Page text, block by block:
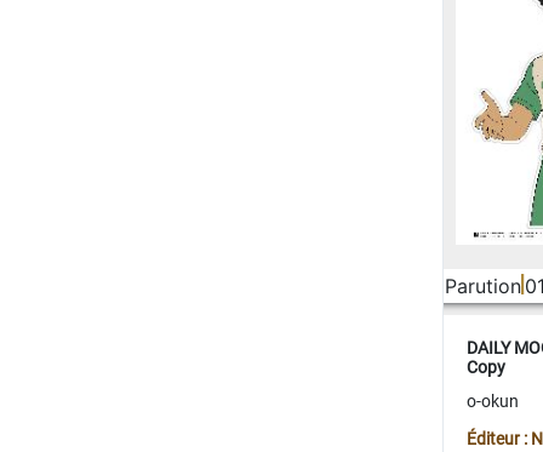
Parution
DAILY
Copy
o-okun
Éditeur :